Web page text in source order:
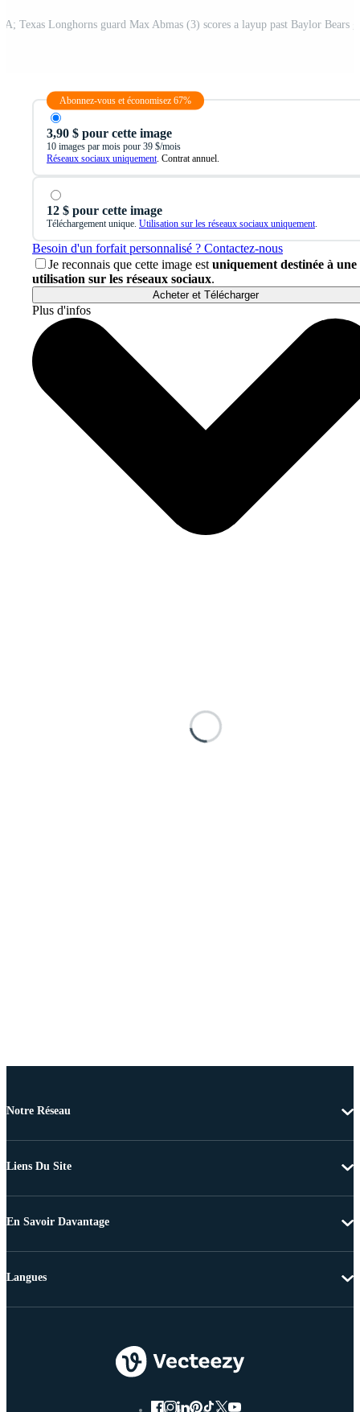
Abonnez-vous et économisez 67%
3,90 $ pour cette image
10 images par mois pour 39 $/mois
Réseaux sociaux uniquement . Contrat annuel.
12 $ pour cette image
Téléchargement unique. Utilisation sur les réseaux sociaux uniquement
Besoin d'un forfait personnalisé ? Contactez-nous
Je reconnais que cette image est uniquement destinée à une
utilisation sur les réseaux sociaux.
Acheter et Télécharger
Plus d'infos
Notre Réseau
Liens Du Site
En Savoir Davantage
Langues